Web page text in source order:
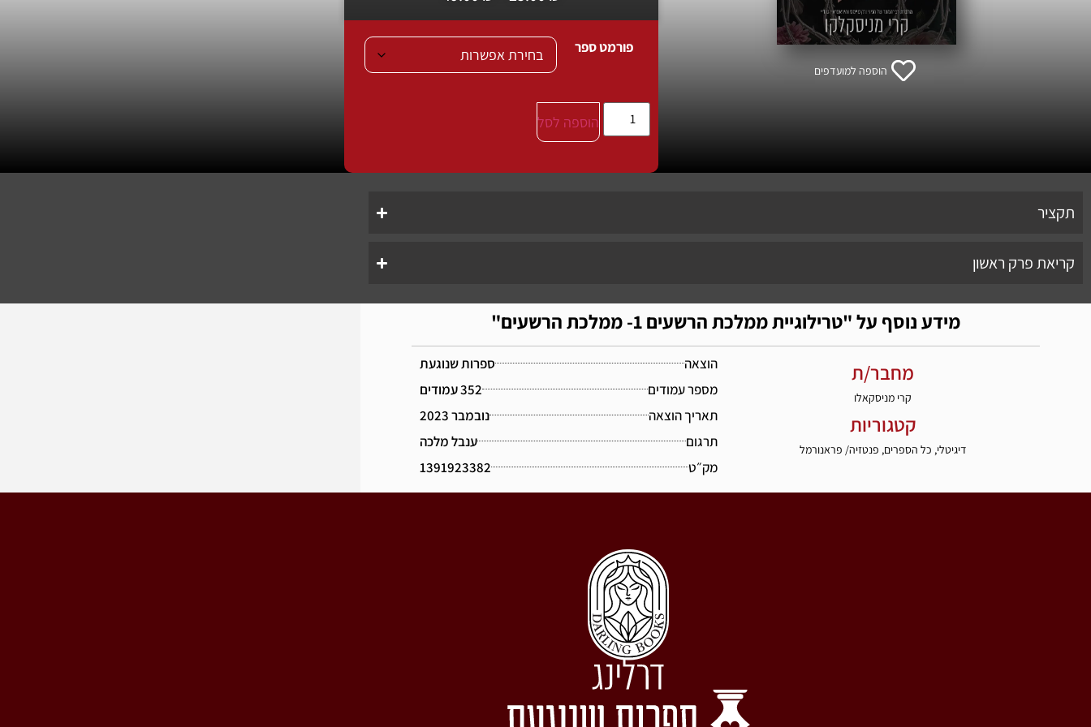
הוספה למועדפים
פורמט ספר
הוספה לסל
תקציר
קריאת פרק ראשון
מידע נוסף על "טרילוגיית ממלכת הרשעים 1- ממלכת הרשעים"
מחבר/ת
קרי מניסקאלו
קטגוריות
דיגיטלי, כל הספרים, פנטזיה/ פראנורמל
הוצאה
ספרות שנוגעת
מספר עמודים
352 עמודים
תאריך הוצאה
נובמבר 2023
תרגום
ענבל מלכה
מק״ט
1391923382